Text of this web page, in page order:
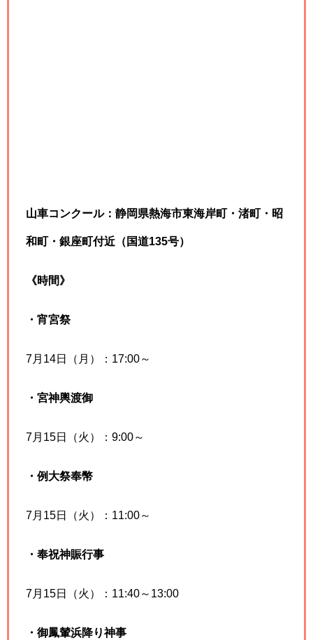
山車コンクール：静岡県熱海市東海岸町・渚町・昭
和町・銀座町付近（国道135号）
《時間》
・宵宮祭
7月14日（月）：17:00～
・宮神輿渡御
7月15日（火）：9:00～
・例大祭奉幣
7月15日（火）：11:00～
・奉祝神賑行事
7月15日（火）：11:40～13:00
・御鳳輦浜降り神事